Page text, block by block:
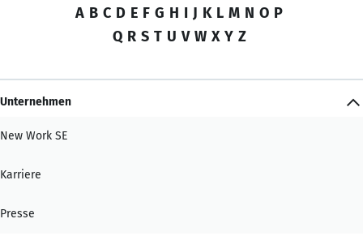
A B C D E F G H I J K L M N O P
Q R S T U V W X Y Z
Unternehmen
New Work SE
Karriere
Presse